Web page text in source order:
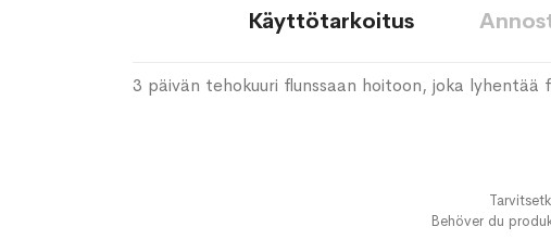
Käyttötarkoitus
3 päivän tehokuuri flunssaan hoitoon, joka lyhentää
Behöver du